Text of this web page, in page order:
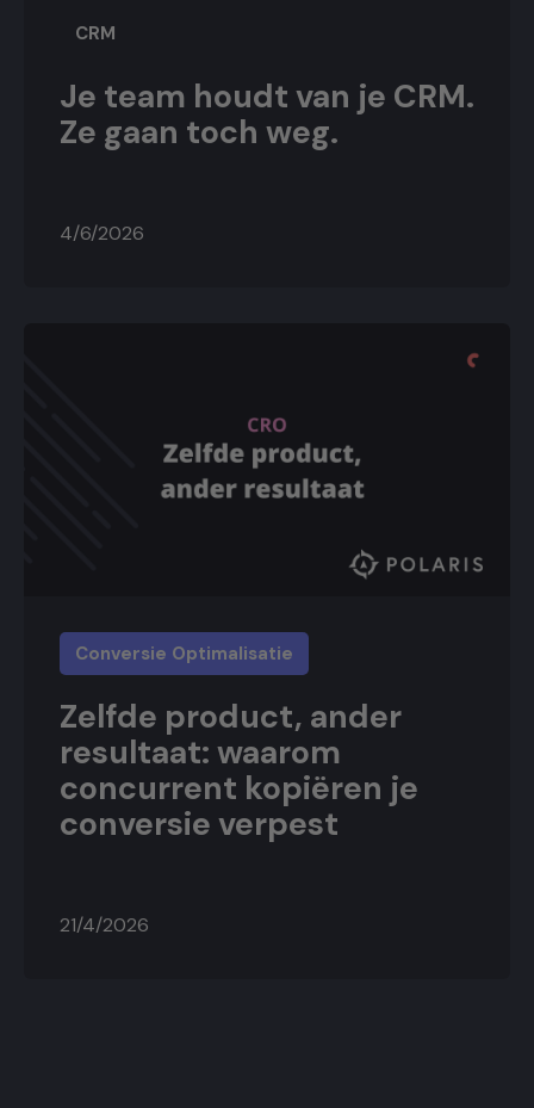
CRM
Je team houdt van je CRM.
Ze gaan toch weg.
4/6/2026
Conversie Optimalisatie
Zelfde product, ander
resultaat: waarom
concurrent kopiëren je
conversie verpest
21/4/2026